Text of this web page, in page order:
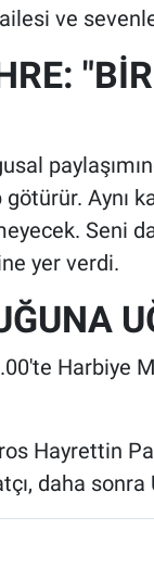
ve
Aynı
Seni
yer verdi.
Harbiye
Hayrettin
daha